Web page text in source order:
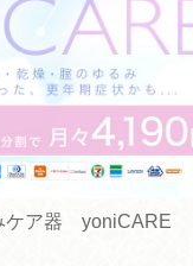
ケア器 yoniCARE